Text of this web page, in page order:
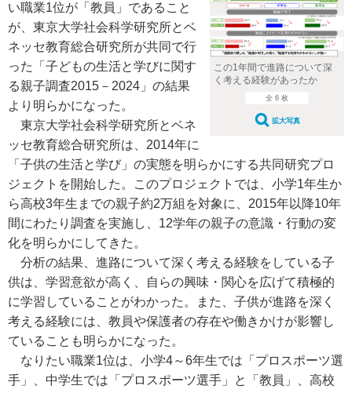
この1年間で進路について深
く考える経験があったか
全 6 枚
拡大写真
い職業1位が「教員」であること
が、東京大学社会科学研究所とベ
ネッセ教育総合研究所が共同で行
った「子どもの生活と学びに関す
る親子調査2015－2024」の結果
より明らかになった。
東京大学社会科学研究所とベネ
ッセ教育総合研究所は、2014年に
「子供の生活と学び」の実態を明らかにする共同研究プロ
ジェクトを開始した。このプロジェクトでは、小学1年生か
ら高校3年生までの親子約2万組を対象に、2015年以降10年
間にわたり調査を実施し、12学年の親子の意識・行動の変
化を明らかにしてきた。
分析の結果、進路について深く考える経験をしている子
供は、学習意欲が高く、自らの興味・関心を広げて積極的
に学習していることがわかった。また、子供が進路を深く
考える経験には、教員や保護者の存在や働きかけが影響し
ていることも明らかになった。
なりたい職業1位は、小学4～6年生では「プロスポーツ選
手」、中学生では「プロスポーツ選手」と「教員」、高校